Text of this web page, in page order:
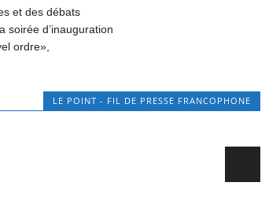
et des débats
soirée d’inauguration
ordre»,
LE POINT - FIL DE PRESSE FRANCOPHONE